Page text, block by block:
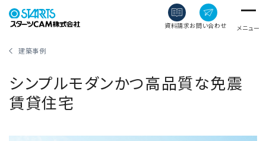
資料請求お問い合わせ メニュー
建築事例
シンプルモダンかつ高品質な免震
賃貸住宅